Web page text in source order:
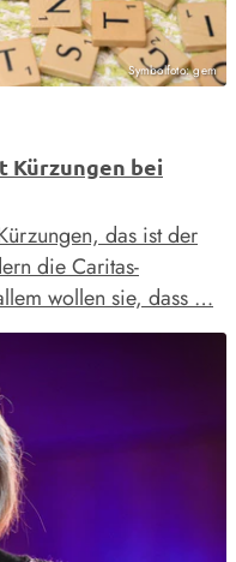
Symbolfoto: gem
Kürzungen bei
das ist der
die Caritas-
wollen sie, dass …